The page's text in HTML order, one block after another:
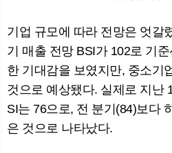
기업 규모에 따라 전망은 엇갈
기 매출 전망 BSI가 102로 기
한 기대감을 보였지만, 중소기
것으로 예상됐다. 실제로 지난
SI는 76으로, 전 분기(84)보다
은 것으로 나타났다.